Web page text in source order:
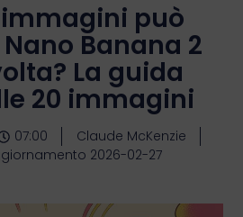
può
Banana 2
La guida
20 immagini
07:00
Claude McKenzie
2026-02-27